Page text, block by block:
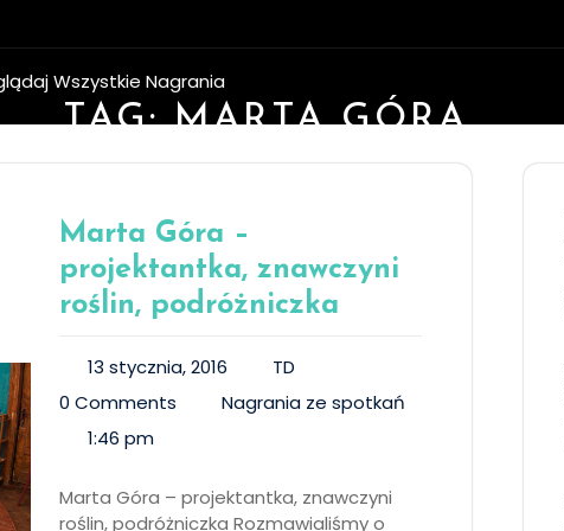
Wszystkie Nagrania
TAG:MARTA GÓRA
Marta Góra –
projektantka, znawczyni
roślin, podróżniczka
13 stycznia, 2016
TD
0 Comments
Nagrania ze spotkań
1:46 pm
Marta Góra – projektantka, znawczyni
roślin, podróżniczka Rozmawialiśmy o